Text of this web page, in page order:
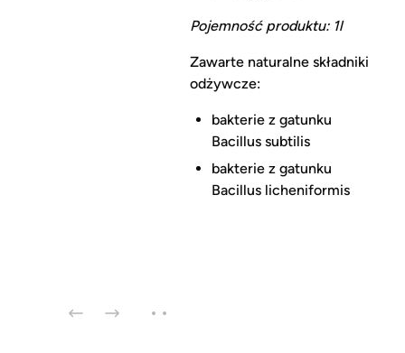
Pojemność produktu: 1l
Zawarte naturalne składniki
odżywcze:
bakterie z gatunku
Bacillus subtilis
bakterie z gatunku
Bacillus licheniformis